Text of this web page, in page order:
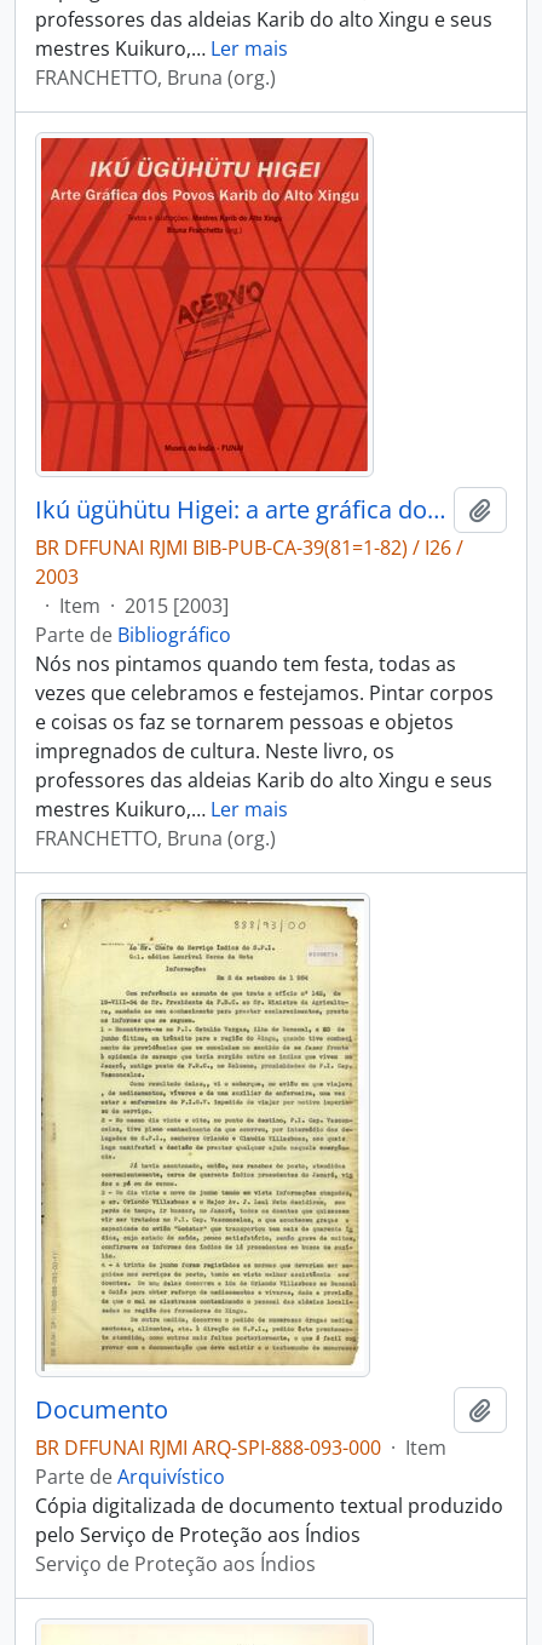
professores das aldeias Karib do alto Xingu e seus
mestres Kuikuro,… Ler mais
FRANCHETTO, Bruna (org.)
Ikú ügühütu Higei: a arte gráfica dos povos Karib do Alto Xingu
BR DFFUNAI RJMI BIB-PUB-CA-39(81=1-82) / I26 /
2003
· Item · 2015 [2003]
Parte de Bibliográfico
Nós nos pintamos quando tem festa, todas as
vezes que celebramos e festejamos. Pintar corpos
e coisas os faz se tornarem pessoas e objetos
impregnados de cultura. Neste livro, os
professores das aldeias Karib do alto Xingu e seus
mestres Kuikuro,… Ler mais
FRANCHETTO, Bruna (org.)
Documento
BR DFFUNAI RJMI ARQ-SPI-888-093-000 · Item
Parte deArquivístico
Cópia digitalizada de documento textual produzido
pelo Serviço de Proteção aos Índios
Serviço de Proteção aos Índios